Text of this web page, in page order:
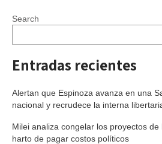
Search
Entradas recientes
Alertan que Espinoza avanza en una
nacional y recrudece la interna
Milei analiza congelar los proyectos
harto de pagar costos políticos